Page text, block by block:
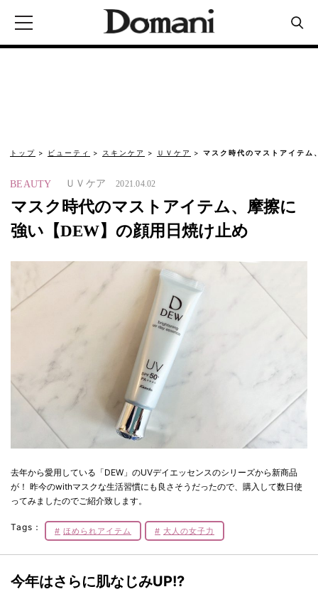
トップ ビューティ スキンケア ＵＶケア マスク時代のマストアイテ
BEAUTY ＵＶケア 2021.04.02
マスク時代のマストアイテム、摩擦に
強い【DEW】の顔用日焼け止め
去年から愛用している「DEW」のUVデイエッセンスのシリーズから新商品
が！ 昨今のwithマスクな生活習慣にも良さそうだったので、購入して数日使
ってみましたのでご紹介致します。
Tags： ほめられアイテム 大人の女子力
今年はさらに肌なじみUP!?